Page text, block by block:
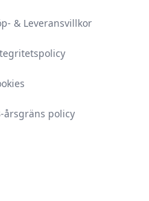
& Leveransvillkor
årsgräns policy